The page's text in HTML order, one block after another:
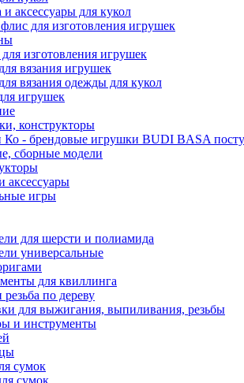
аксессуары для кукол
для изготовления игрушек
изготовления игрушек
вязания игрушек
вязания одежды для кукол
игрушек
конструкторы
Ко - брендовые игрушки BUDI BASA
сборные модели
аксессуары
игры
для шерсти и полиамида
универсальные
для квиллинга
по дереву
для выжигания, выпиливания, резьбы
и инструменты
сумок
сумок